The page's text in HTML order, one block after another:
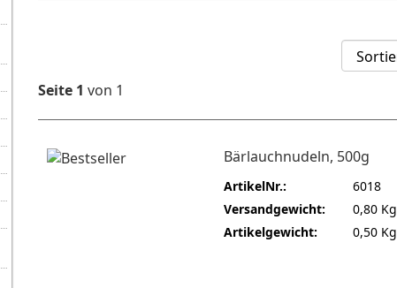
Seite 1 von 1
Bärlauchnudeln, 500g
ArtikelNr.:
6018
Versandgewicht:
0,80 Kg
Artikelgewicht:
0,50 Kg